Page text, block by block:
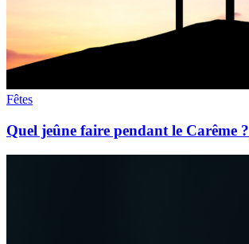
Fêtes
Quel jeûne faire pendant le Carême ?